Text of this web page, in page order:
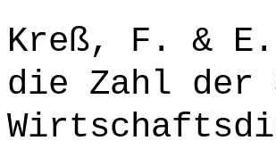
Kreß, F. & E.
die Zahl der